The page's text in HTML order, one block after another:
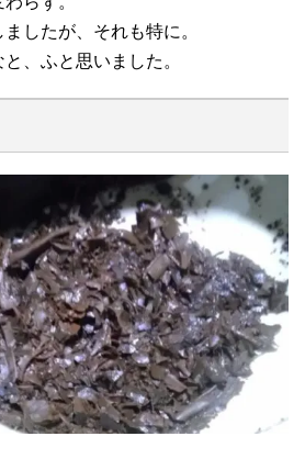
したが、それも特に。
、ふと思いました。